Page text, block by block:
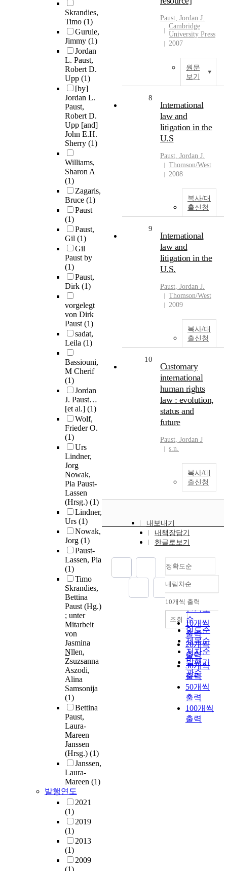
Skrandies,
Timo (1)
Gurule,
Jimmy (1)
Jordan
L. Paust,
Robert D.
Upp (1)
[by]
Jordan L.
Paust,
Robert D.
Upp [and]
John E.H.
Sherry (1)
Williams,
Sharon A
(1)
Zagaris,
Bruce (1)
Paust
(1)
Paust,
Gil (1)
Gil
Paust by
(1)
Paust,
Dirk (1)
vorgelegt
von Dirk
Paust(1)
sadat,
Leila (1)
Bassiouni,
M Cherif
(1)
Jordan
J. Paust…
[et al.] (1)
Wolf,
Frieder O.
(1)
Urs
Lindner,
Jorg
Nowak,
Pia Paust-
Lassen
(Hrsg.) (1)
Lindner,
Urs (1)
Nowak,
Jorg (1)
Paust-
Lassen, Pia
(1)
Timo
Skrandies,
Bettina
Paust (Hg.)
; unter
Mitarbeit
von
Jasmina
N̲llen,
Zsuzsanna
Aszodi,
Alina
Samsonija
(1)
Bettina
Paust,
Laura-
Mareen
Janssen
(Hrsg.) (1)
Janssen,
Laura-
Mareen (1)
발행연도
2021
(1)
2019
(1)
2013
(1)
2009
Paust, Jordan J.
Cambridge
University Press
2007
원문
보기
8
International
law and
litigation in the
U.S
Paust, Jordan J.
Thomson/West
2008
복사/대
출신청
9
International
law and
litigation in the
U.S.
Paust, Jordan J.
Thomson/West
2009
복사/대
출신청
10
Customary
international
human rights
law : evolution,
status and
future
Paust, Jordan J
s.n.
복사/대
출신청
내보내기
내책장담기
한글로보기
정확도순
정확도
순
인기도
순
연도순
제목순
저자순
발행기
관순
내림차순
내림차순
10개씩 출력
10개씩
출력
20개씩
출력
30개씩
출력
50개씩
출력
100개씩
출력
조회